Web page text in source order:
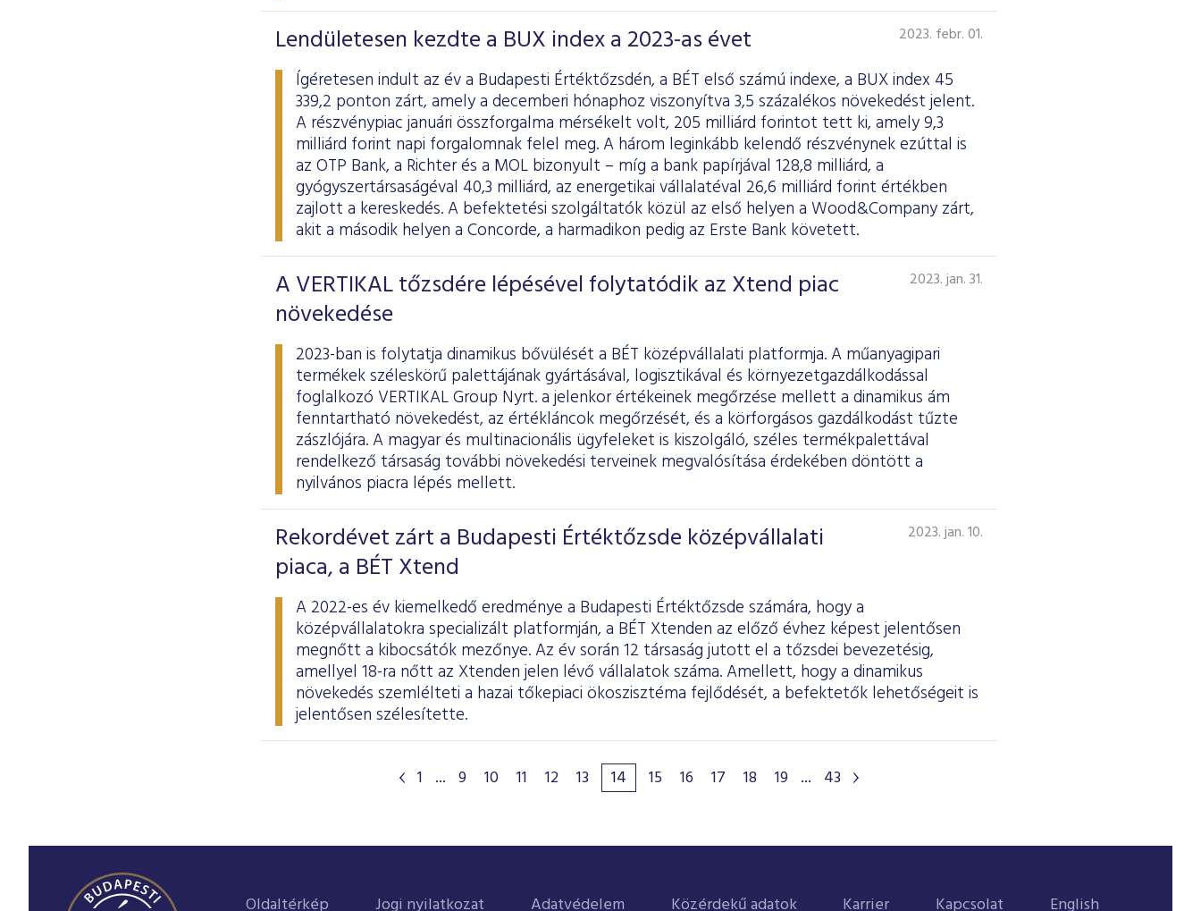
Lendületesen kezdte a BUX index a 2023-as évet 2023. febr. 01.
Ígéretesen indult az év a Budapesti Értéktőzsdén, a BÉT első számú indexe, a BUX index 45
339,2 ponton zárt, amely a decemberi hónaphoz viszonyítva 3,5 százalékos növekedést jelent.
A részvénypiac januári összforgalma mérsékelt volt, 205 milliárd forintot tett ki, amely 9,3
milliárd forint napi forgalomnak felel meg. A három leginkább kelendő részvénynek ezúttal is
az OTP Bank, a Richter és a MOL bizonyult – míg a bank papírjával 128,8 milliárd, a
gyógyszertársaságéval 40,3 milliárd, az energetikai vállalatéval 26,6 milliárd forint értékben
zajlott a kereskedés. A befektetési szolgáltatók közül az első helyen a Wood&Company zárt,
akit a második helyen a Concorde, a harmadikon pedig az Erste Bank követett.
A VERTIKAL tőzsdére lépésével folytatódik az Xtend piac
növekedése
2023. jan. 31.
2023-ban is folytatja dinamikus bővülését a BÉT középvállalati platformja. A műanyagipari
termékek széleskörű palettájának gyártásával, logisztikával és környezetgazdálkodással
foglalkozó VERTIKAL Group Nyrt. a jelenkor értékeinek megőrzése mellett a dinamikus ám
fenntartható növekedést, az értékláncok megőrzését, és a körforgásos gazdálkodást tűzte
zászlójára. A magyar és multinacionális ügyfeleket is kiszolgáló, széles termékpalettával
rendelkező társaság további növekedési terveinek megvalósítása érdekében döntött a
nyilvános piacra lépés mellett.
Rekordévet zárt a Budapesti Értéktőzsde középvállalati
piaca, a BÉT Xtend
2023. jan. 10.
A 2022-es év kiemelkedő eredménye a Budapesti Értéktőzsde számára, hogy a
középvállalatokra specializált platformján, a BÉT Xtenden az előző évhez képest jelentősen
megnőtt a kibocsátók mezőnye. Az év során 12 társaság jutott el a tőzsdei bevezetésig,
amellyel 18-ra nőtt az Xtenden jelen lévő vállalatok száma. Amellett, hogy a dinamikus
növekedés szemlélteti a hazai tőkepiaci ökoszisztéma fejlődését, a befektetők lehetőségeit is
jelentősen szélesítette.
1 ... 9 10 11 12 13 14 15 16 17 18 19 ... 43
Oldaltérkép Jogi nyilatkozat Adatvédelem Közérdekű adatok Karrier Kapcsolat English